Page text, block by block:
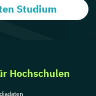
Studium
Hochschulen